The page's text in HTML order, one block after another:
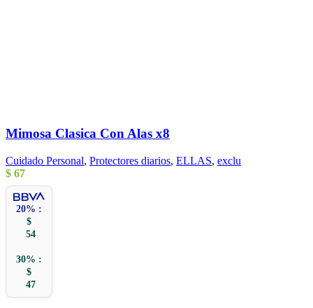
Mimosa Clasica Con Alas x8
Cuidado Personal, Protectores diarios, ELLAS, exclu
$ 67
20% :
$
54
30% :
$
47